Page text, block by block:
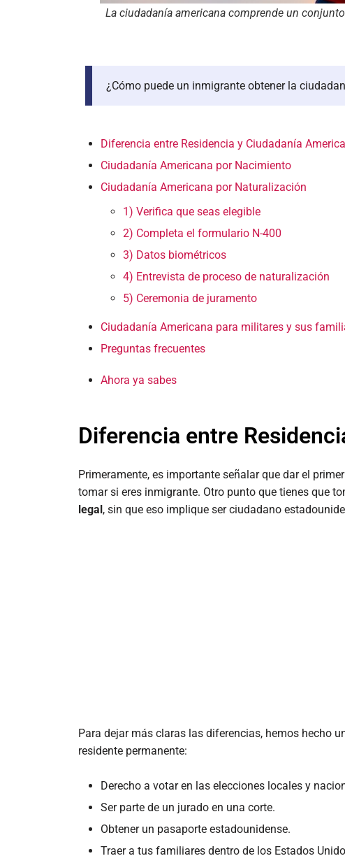
La ciudadanía americana comprende un
¿Cómo puede un inmigrante obtener la
Diferencia entre Residencia y Ciudadanía
Ciudadanía Americana por Nacimiento
Ciudadanía Americana por Naturalización
1) Verifica que seas elegible
2) Completa el formulario N-400
3) Datos biométricos
4) Entrevista de proceso de naturalización
5) Ceremonia de juramento
Ciudadanía Americana para militares y sus
Preguntas frecuentes
Ahora ya sabes
Diferencia entre
Primeramente, es importante señalar que dar el
tomar si eres inmigrante. Otro punto que tienes que
legal , sin que eso implique ser ciudadano
Para dejar más claras las diferencias, hemos hecho
residente permanente:
Derecho a votar en las elecciones locales y
Ser parte de un jurado en una corte.
Obtener un pasaporte estadounidense.
Traer a tus familiares dentro de los Estados